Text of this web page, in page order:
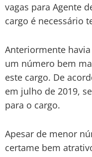
vagas para Agente
cargo é necessário
Anteriormente
um número bem
este cargo. De
em julho de 2019,
para o cargo.
Apesar de menor
certame bem